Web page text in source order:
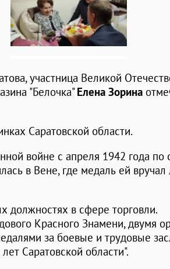
участница Великой
"Белочка"Елена Зорина
Саратовской области.
войне с апреля 1942 года по
в Вене, где медаль ей вручал
должностях в сфере торговли.
Красного Знамени, двумя
за боевые и трудовые
Саратовской области".